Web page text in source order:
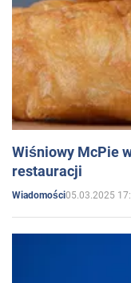
Wiśniowy McPie
restauracji
Wiadomości05.03.2025